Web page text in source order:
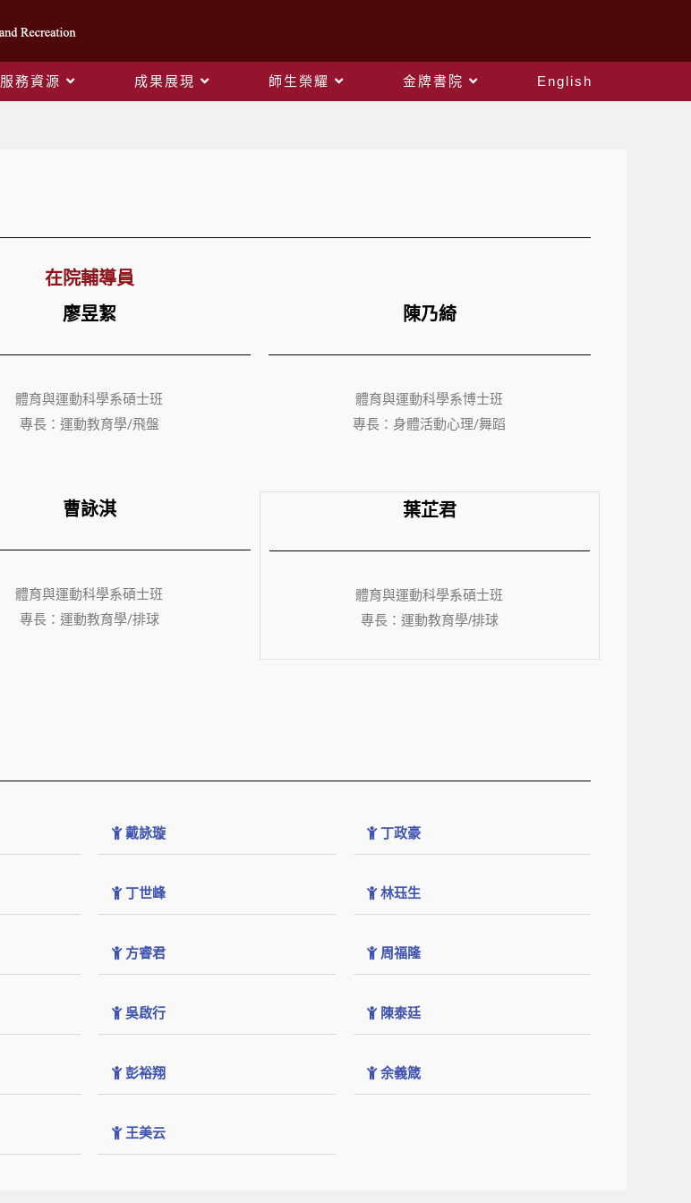
服務資源 成果展現 師生榮耀 金牌書院
English
在院輔導員
廖昱絜
體育與運動科學系碩士班
專長：運動教育學/飛盤
陳乃綺
體育與運動科學系博士班
專長：身體活動心理/舞蹈
曹詠淇
體育與運動科學系碩士班
專長：運動教育學/排球
葉芷君
體育與運動科學系碩士班
專長：運動教育學/排球
戴詠璇
丁世峰
方睿君
吳啟行
彭裕翔
王美云
丁政豪
林珏生
周福隆
陳泰廷
余義箴